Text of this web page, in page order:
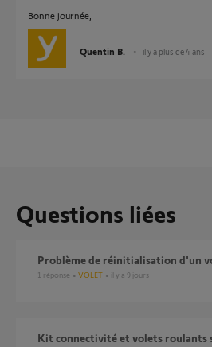
Bonne journée,
Quentin B. il y a plus de 4 ans
Questions liées
Problème de réinitialisation d'un
1 réponse VOLET il y a 9 jours
Kit connectivité et volets